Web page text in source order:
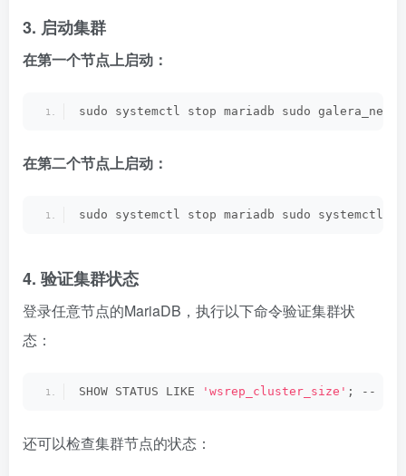
3. 启动集群
在第一个节点上启动：
sudo systemctl stop mariadb sudo
在第二个节点上启动：
sudo systemctl stop mariadb sudo systemctl
4. 验证集群状态
登录任意节点的MariaDB，执行以下命令验证集群状
态：
SHOW STATUS LIKE 'wsrep_cluster_size' ; -- 应返
还可以检查集群节点的状态：